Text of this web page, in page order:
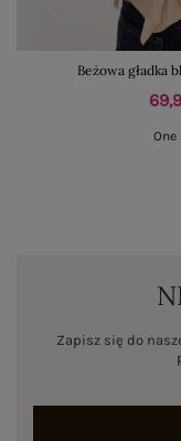
Beżowa gładka
One
Zapisz się do